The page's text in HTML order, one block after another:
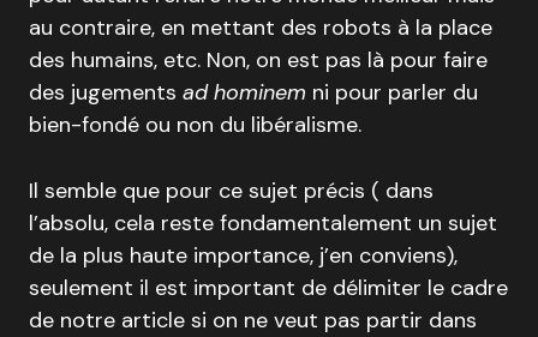
au contraire, en mettant des robots à la place
des humains, etc. Non, on est pas là pour faire
des jugements ad hominem ni pour parler du
bien-fondé ou non du libéralisme.
Il semble que pour ce sujet précis ( dans
l’absolu, cela reste fondamentalement un sujet
de la plus haute importance, j’en conviens),
seulement il est important de délimiter le cadre
de notre article si on ne veut pas partir dans